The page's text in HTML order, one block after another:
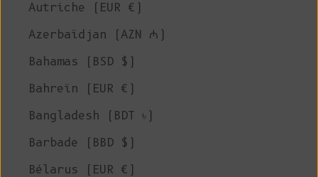
Autriche (EUR €)
Azerbaïdjan (AZN ₼)
Bahamas (BSD $)
Bahreïn (EUR €)
Bangladesh (BDT ৳)
Barbade (BBD $)
Bélarus (EUR €)